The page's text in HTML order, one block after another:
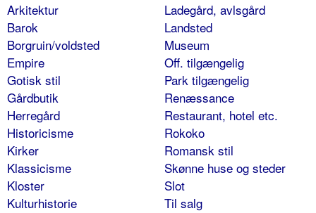
Arkitektur
Barok
Borgruin/voldsted
Empire
Gotisk stil
Gårdbutik
Herregård
Historicisme
Kirker
Klassicisme
Kloster
Kulturhistorie
Ladegård, avlsgård
Landsted
Museum
Off. tilgængelig
Park tilgængelig
Renæssance
Restaurant, hotel etc.
Rokoko
Romansk stil
Skønne huse og steder
Slot
Til salg